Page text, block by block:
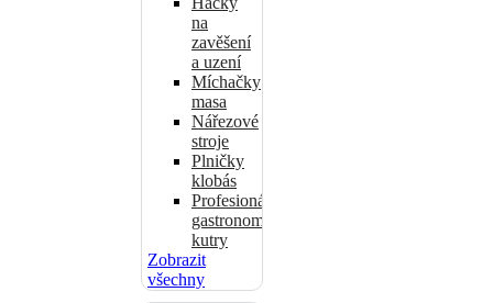
na
zavěšení
a uzení
Míchačky
masa
Nářezové
stroje
Plničky
klobás
Profesionální
gastronomické
kutry
Zobrazit
všechny